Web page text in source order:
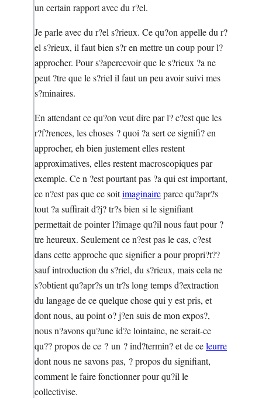
un certain rapport avec du r?el.
Je parle avec du r?el s?rieux. Ce qu?on appelle du r?
el s?rieux, il faut bien s?r en mettre un coup pour l?
approcher. Pour s?apercevoir que le s?rieux ?a ne
peut ?tre que le s?riel il faut un peu avoir suivi mes
s?minaires.
En attendant ce qu?on veut dire par l? c?est que les
r?f?rences, les choses ? quoi ?a sert ce signifi? en
approcher, eh bien justement elles restent
approximatives, elles restent macroscopiques par
exemple. Ce n ?est pourtant pas ?a qui est important,
ce n?est pas que ce soitimaginaireparce qu?apr?s
tout ?a suffirait d?j? tr?s bien si le signifiant
permettait de pointer l?image qu?il nous faut pour ?
tre heureux. Seulement ce n?est pas le cas, c?est
dans cette approche que signifier a pour propri?t??
sauf introduction du s?riel, du s?rieux, mais cela ne
s?obtient qu?apr?s un tr?s long temps d?extraction
du langage de ce quelque chose qui y est pris, et
dont nous, au point o? j?en suis de mon expos?,
nous n?avons qu?une id?e lointaine, ne serait-ce
qu?? propos de ce ? un ? ind?termin? et de celeurre
dont nous ne savons pas, ? propos du signifiant,
comment le faire fonctionner pour qu?il le
collectivise.